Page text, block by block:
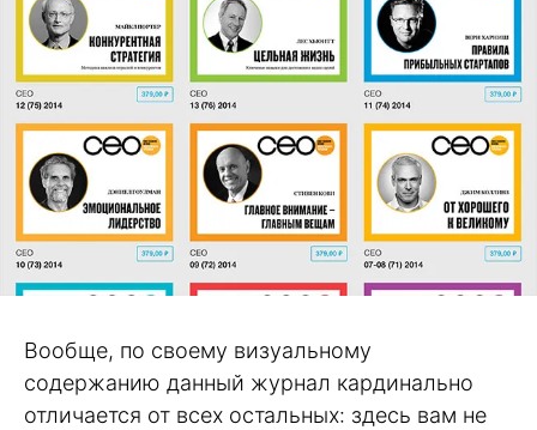
Вообще, по своему визуальному
содержанию данный журнал кардинально
отличается от всех остальных: здесь вам не